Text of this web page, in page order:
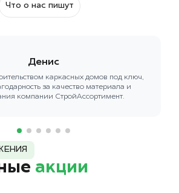
Что о нас пишут
Денис
каркасных домов под ключ,
за качество материала и
компании СтройАссортимент.
акции